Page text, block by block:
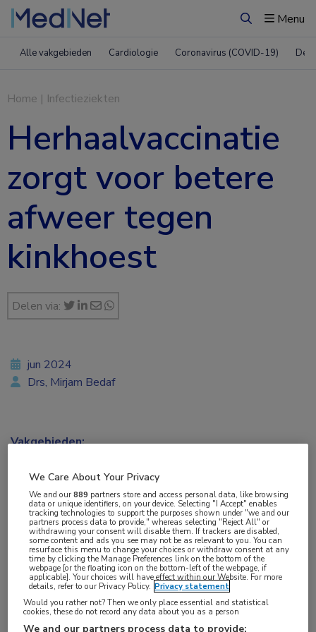
ZoekenMenu
Alle vakgebieden Cardiologie Coronavirus (COVID-19)
Home | Infectieziekten
Herhaalvaccinatie
zorgt voor betere
afweer tegen
kinkhoest
Delen via:
Een boostervaccinatie zorgt voor een betere
jun 2024
Drs, Mirjam Bedaf
Vakgebieden:
Longziekten
Aandachtsgebieden:
Bacteriële infecties,Vaccinatie
Tags:
kinkhoest
We Care About Your Privacy
We and our889 partners store and access personal data, like browsing
data or unique identifiers, on your device. Selecting "I Accept" enables
tracking technologies to support the purposes shown under "we and our
partners process data to provide," whereas selecting "Reject All" or
withdrawing your consent will disable them. If trackers are disabled,
some content and ads you see may not be as relevant to you. You can
resurface this menu to change your choices or withdraw consent at any
time by clicking the Manage Preferences link on the bottom of the
webpage [or the floating icon on the bottom-left of the webpage, if
applicable]. Your choices will have effect within our Website. For more
details, refer to our Privacy Policy. Privacy statement
Would you rather not? Then we only place essential and statistical
cookies, these do not record any data about you as a person
We and our partners process data to provide: